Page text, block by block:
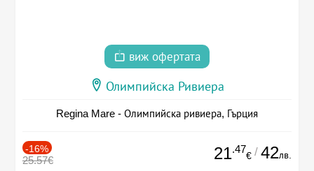
виж офертата
Олимпийска Ривиера
Regina Mare - Олимпийска ривиера, Гърция
-16%
25.57€ 21.47
€ / 42лв.